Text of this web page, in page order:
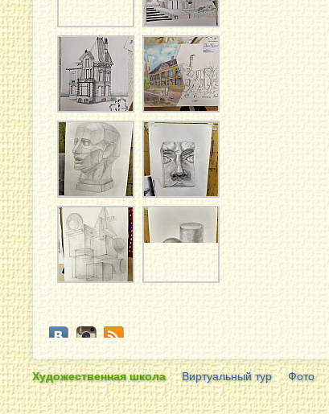
Художественная школа Виртуальный тур Фото